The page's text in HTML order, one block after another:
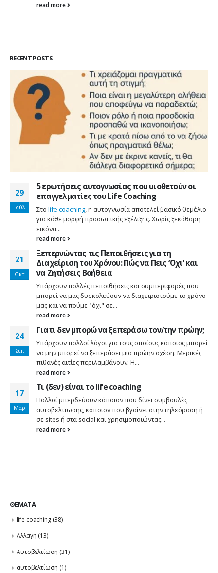
read more
RECENT POSTS
29
Ιούλ
5 ερωτήσεις αυτογνωσίας που υιοθετούν οι
επαγγελματίες του Life Coaching
Στο life coaching, η αυτογνωσία αποτελεί βασικό θεμέλιο
για κάθε μορφή προσωπικής εξέλιξης. Χωρίς ξεκάθαρη
εικόνα...
read more
21
Οκτ
Ξεπερνώντας τις Πεποιθήσεις για τη
Διαχείριση του Χρόνου: Πώς να Πεις ‘Όχι’ και
να Ζητήσεις Βοήθεια
Υπάρχουν πολλές πεποιθήσεις και συμπεριφορές που
μπορεί να μας δυσκολεύουν να διαχειριστούμε το χρόνο
μας και να πούμε "όχι" σε...
read more
24
Σεπ
Γιατι δεν μπορώ να ξεπεράσω τον/την πρώην;
Υπάρχουν πολλοί λόγοι για τους οποίους κάποιος μπορεί
να μην μπορεί να ξεπεράσει μια πρώην σχέση. Μερικές
πιθανές αιτίες περιλαμβάνουν: Η...
read more
17
Μαρ
Τι (δεν) είναι το life coaching
Πολλοί μπερδεύουν κάποιον που δίνει συμβουλές
αυτοβελτιωσης, κάποιον που βγαίνει στην τηλεόραση ή
σε sites ή στα social και χρησιμοποιώντας...
read more
ΘΈΜΑΤΑ
life coaching (38)
Αλλαγή (13)
Αυτοβελτίωση (31)
αυτοβελτίωση (1)